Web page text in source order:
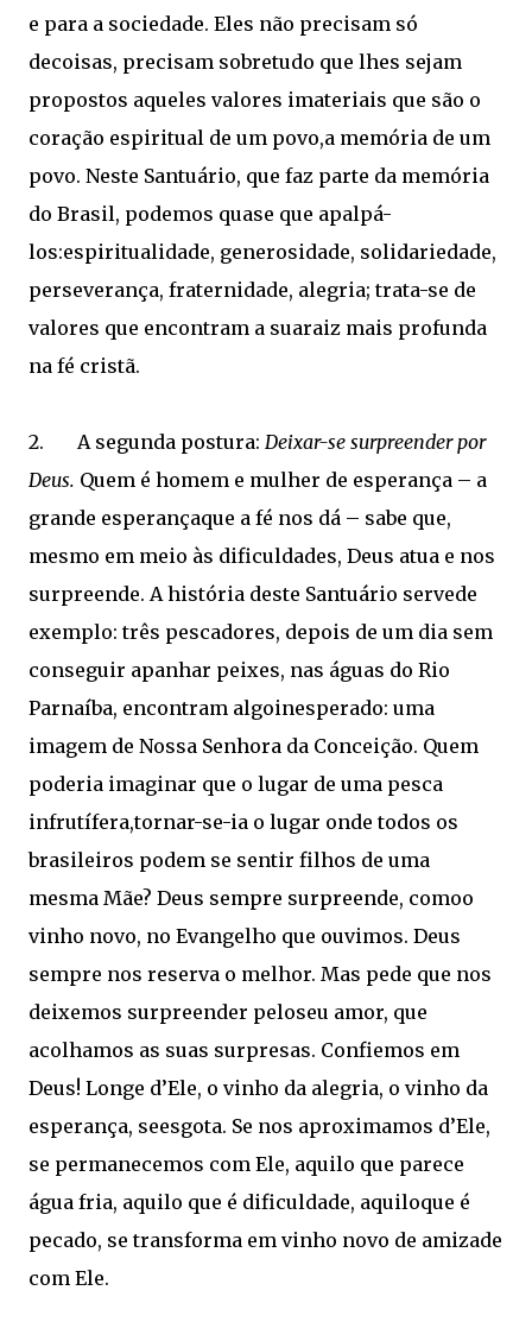
e para a sociedade. Eles não precisam só
decoisas, precisam sobretudo que lhes sejam
propostos aqueles valores imateriais que são o
coração espiritual de um povo,a memória de um
povo. Neste Santuário, que faz parte da memória
do Brasil, podemos quase que apalpá-
los:espiritualidade, generosidade, solidariedade,
perseverança, fraternidade, alegria; trata-se de
valores que encontram a suaraiz mais profunda
na fé cristã.
2. A segunda postura: Deixar-se surpreender por
Deus. Quem é homem e mulher de esperança – a
grande esperançaque a fé nos dá – sabe que,
mesmo em meio às dificuldades, Deus atua e nos
surpreende. A história deste Santuário servede
exemplo: três pescadores, depois de um dia sem
conseguir apanhar peixes, nas águas do Rio
Parnaíba, encontram algoinesperado: uma
imagem de Nossa Senhora da Conceição. Quem
poderia imaginar que o lugar de uma pesca
infrutífera,tornar-se-ia o lugar onde todos os
brasileiros podem se sentir filhos de uma
mesma Mãe? Deus sempre surpreende, comoo
vinho novo, no Evangelho que ouvimos. Deus
sempre nos reserva o melhor. Mas pede que nos
deixemos surpreender peloseu amor, que
acolhamos as suas surpresas. Confiemos em
Deus! Longe d’Ele, o vinho da alegria, o vinho da
esperança, seesgota. Se nos aproximamos d’Ele,
se permanecemos com Ele, aquilo que parece
água fria, aquilo que é dificuldade, aquiloque é
pecado, se transforma em vinho novo de amizade
com Ele.